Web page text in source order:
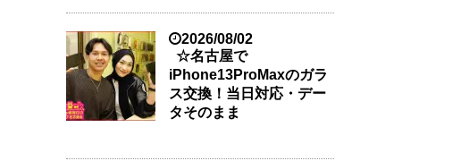
2026/08/02
☆名古屋で
iPhone13ProMaxのガラ
ス交換！当日対応・デー
タそのまま